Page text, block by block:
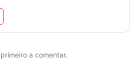
a comentar.